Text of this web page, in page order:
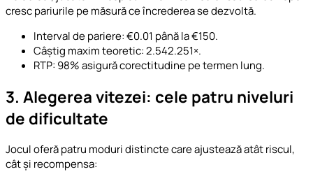
cresc pariurile pe măsură ce încrederea se dezvoltă.
Interval de pariere: €0.01 până la €150.
Câștig maxim teoretic: 2.542.251×.
RTP: 98% asigură corectitudine pe termen lung.
3. Alegerea vitezei: cele patru niveluri
de dificultate
Jocul oferă patru moduri distincte care ajustează atât riscul,
cât și recompensa: